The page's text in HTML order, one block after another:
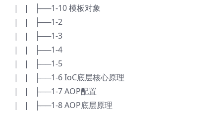
| | ├──1-10 模板对象
| | ├──1-2
| | ├──1-3
| | ├──1-4
| | ├──1-5
| | ├──1-6 IoC底层核心原理
| | ├──1-7 AOP配置
| | ├──1-8 AOP底层原理